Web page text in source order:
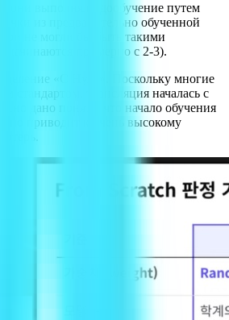
они выполняли дообучение путем
из предварительно обученной
не могли бы быть такими
примерно с 2-3).
«С Нуля». Поскольку многие
стандартом, трансляция началась с
дано понять, что начало обучения
приводит к очень высокому